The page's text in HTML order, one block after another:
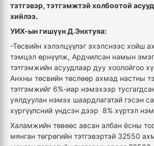
тэтгэвэр, тэтгэмжтэй холбоотой
хийлээ.
УИХ-ын гишүүн Д.Энхтуяа:
-Төсвийн хэлэлцүүлэг эхэлснээс хойш
тэмцэл өрнүүлж, Ардчилсан намын
тэтгэмжийн асуудлаар дуу хоолойгоо
Анхны төсвийн төслөөр ахмад настны
тэтгэмжийг 6%-иар нэмэхээр
уялдуулан нэмэх шаардлагатай гэсэн
хүргүүлсний үндсэн дээр 8% хүртэл
Халамжийн төвөөс авсан албан ёсны
мянган төгрөгийн тэтгэвэртэй 32550